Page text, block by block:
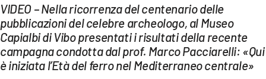
LaC
LACPLAY.IT
VIDEO – Nella ricorrenza del centenario delle
pubblicazioni del celebre archeologo, al Museo
Capialbi di Vibo presentati i risultati della recente
campagna condotta dal prof. Marco Pacciarelli: «Qui
è iniziata l’Età del ferro nel Mediterraneo centrale»